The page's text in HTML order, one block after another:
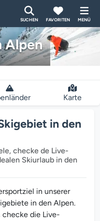
SUCHEN FAVORITEN MENÜ
Alpen
Karte
in den
checke de Live-
Skiurlaub in den
in unserer
in den Alpen.
checke die Live-